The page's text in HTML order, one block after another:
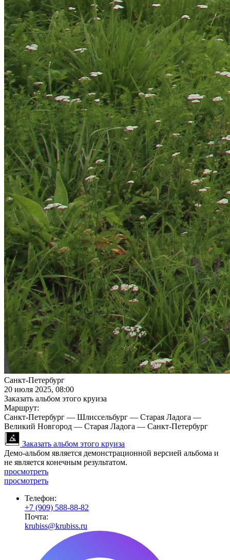
Санкт-Петербург
20 июля 2025, 08:00
Заказать альбом этого круиза
Маршрут:
Санкт-Петербург — Шлиссельбург — Старая Ладога —
Великий Новгород — Старая Ладога — Санкт-Петербург
Заказать альбом этого круиза
Демо-альбом является демонстрационной версией альбома и
не является конечным результатом.
просмотреть
просмотреть
Телефон:
+7 (909) 588-88-82
Почта:
krubiss@krubiss.ru